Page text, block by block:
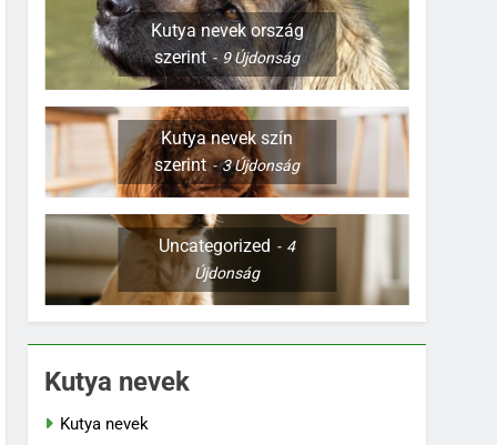
Kutya nevek ország
szerint
9Újdonság
Kutya nevek szín
szerint
3Újdonság
Uncategorized
4
Újdonság
Kutya nevek
Kutya nevek